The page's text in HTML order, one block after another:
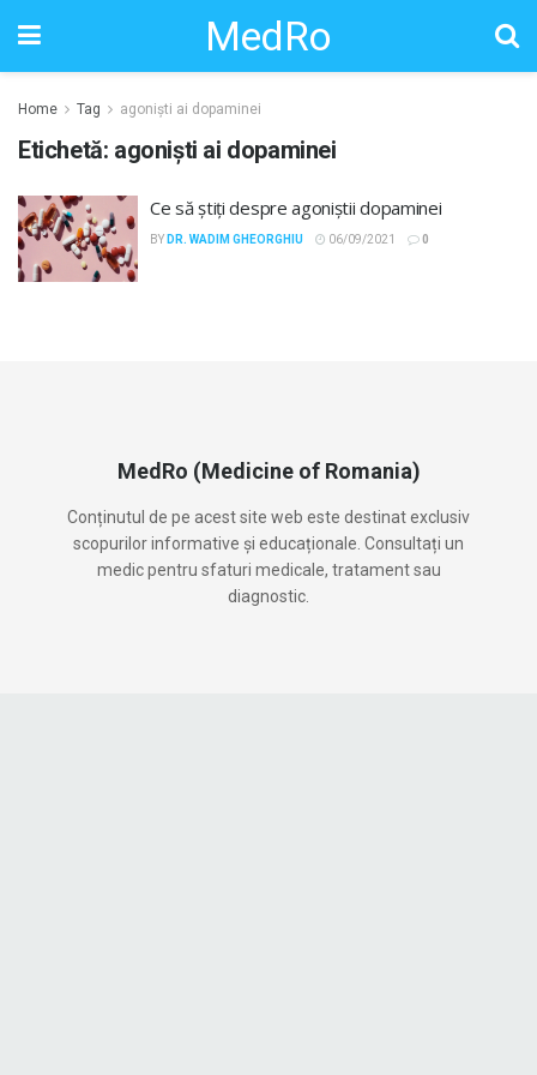
MedRo
Home Tag agoniști ai dopaminei
Etichetă: agoniști ai dopaminei
Ce să știți despre agoniștii dopaminei
BY DR. WADIM GHEORGHIU 06/09/2021 0
MedRo (Medicine of Romania)
Conținutul de pe acest site web este destinat exclusiv
scopurilor informative și educaționale. Consultați un
medic pentru sfaturi medicale, tratament sau
diagnostic.